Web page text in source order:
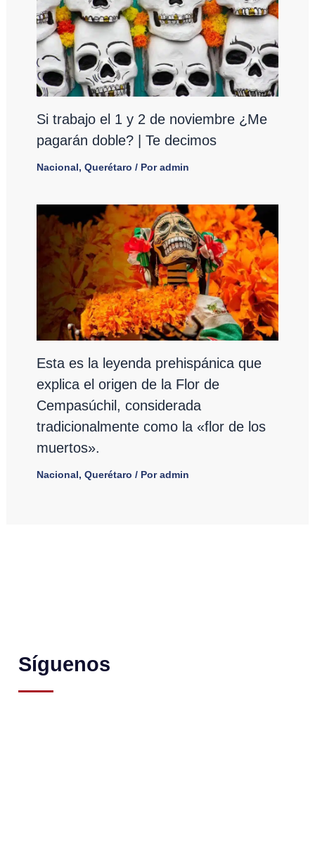
Si trabajo el 1 y 2 de noviembre ¿Me
pagarán doble? | Te decimos
Nacional, Querétaro / Poradmin
Esta es la leyenda prehispánica que
explica el origen de la Flor de
Cempasúchil, considerada
tradicionalmente como la «flor de los
muertos».
Nacional, Querétaro / Poradmin
Síguenos